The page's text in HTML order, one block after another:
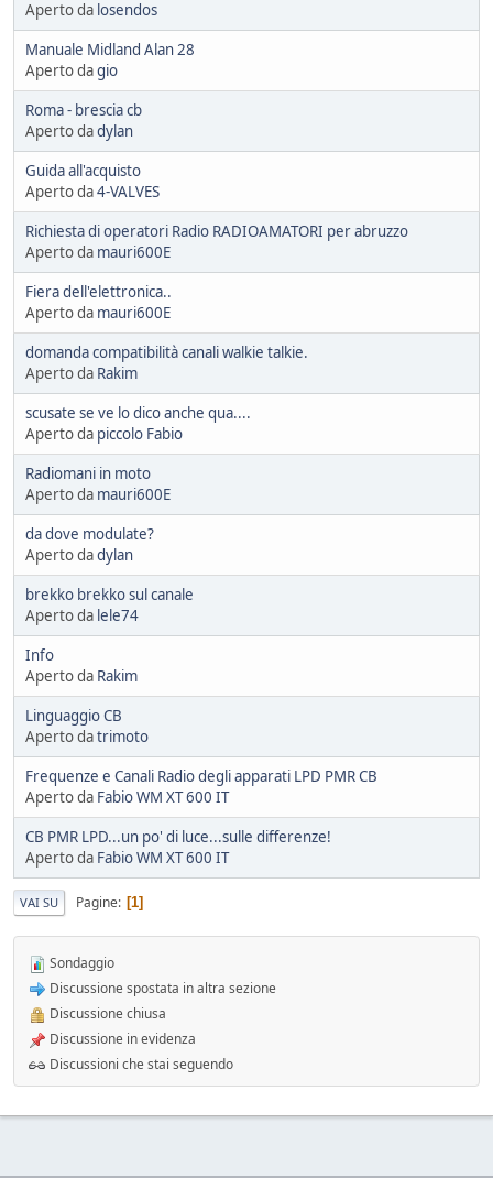
Aperto da losendos
Manuale Midland Alan 28
Aperto dagio
Roma - brescia cb
Aperto dadylan
Guida all'acquisto
Aperto da4-VALVES
Richiesta di operatori Radio RADIOAMATORI per abruzzo
Aperto da mauri600E
Fiera dell'elettronica..
Aperto da mauri600E
domanda compatibilità canali walkie talkie.
Aperto da Rakim
scusate se ve lo dico anche qua....
Aperto da piccolo Fabio
Radiomani in moto
Aperto da mauri600E
da dove modulate?
Aperto dadylan
brekko brekko sul canale
Aperto da lele74
Info
Aperto da Rakim
Linguaggio CB
Aperto datrimoto
Frequenze e Canali Radio degli apparati LPD PMR CB
Aperto da Fabio WM XT 600 IT
CB PMR LPD...un po' di luce...sulle differenze!
Aperto da Fabio WM XT 600 IT
VAI SU Pagine 1
Sondaggio
Discussione spostata in altra sezione
Discussione chiusa
Discussione in evidenza
Discussioni che stai seguendo